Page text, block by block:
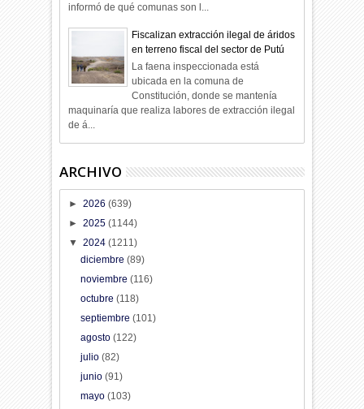
informó de qué comunas son l...
Fiscalizan extracción ilegal de áridos
en terreno fiscal del sector de Putú
La faena inspeccionada está
ubicada en la comuna de
Constitución, donde se mantenía
maquinaría que realiza labores de extracción ilegal
de á...
ARCHIVO
►2026(639)
►2025(1144)
▼2024(1211)
diciembre (89)
noviembre (116)
octubre (118)
septiembre (101)
agosto (122)
julio (82)
junio (91)
mayo (103)